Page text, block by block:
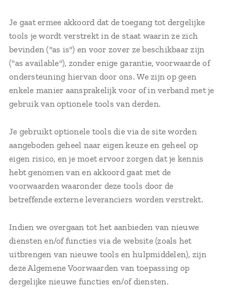
Je gaat ermee akkoord dat de toegang tot dergelijke
tools je wordt verstrekt in de staat waarin ze zich
bevinden ("as is") en voor zover ze beschikbaar zijn
("as available"), zonder enige garantie, voorwaarde of
ondersteuning hiervan door ons. We zijn op geen
enkele manier aansprakelijk voor of in verband met je
gebruik van optionele tools van derden.
Je gebruikt optionele tools die via de site worden
aangeboden geheel naar eigen keuze en geheel op
eigen risico, en je moet ervoor zorgen dat je kennis
hebt genomen van en akkoord gaat met de
voorwaarden waaronder deze tools door de
betreffende externe leveranciers worden verstrekt.
Indien we overgaan tot het aanbieden van nieuwe
diensten en/of functies via de website (zoals het
uitbrengen van nieuwe tools en hulpmiddelen), zijn
deze Algemene Voorwaarden van toepassing op
dergelijke nieuwe functies en/of diensten.